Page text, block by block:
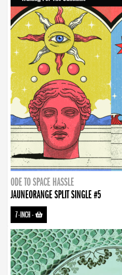
ODE TO SPACE HASSLE
JAUNEORANGE SPLIT SINGLE #5
7-INCH-